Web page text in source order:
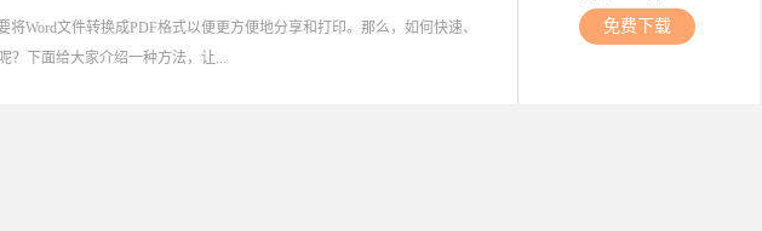
将Word文件转换成PDF格式以便更方便地分享和打印。那么，如何快速、
？下面给大家介绍一种方法，让...
免费下载